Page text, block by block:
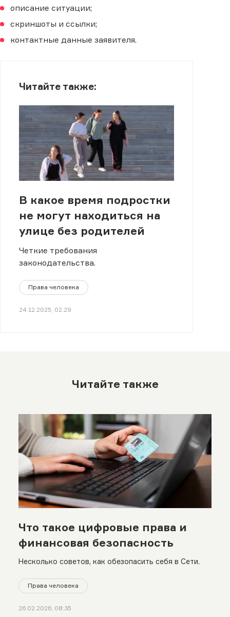
описание ситуации;
скриншоты и ссылки;
контактные данные заявителя.
Читайте также:
В какое время подростки
не могут находиться на
улице без родителей
Четкие требования
законодательства.
Права человека
24.12.2025, 02:29
Читайте также
Что такое цифровые права и
финансовая безопасность
Несколько советов, как обезопасить себя в Сети.
Права человека
26.02.2026, 08:35